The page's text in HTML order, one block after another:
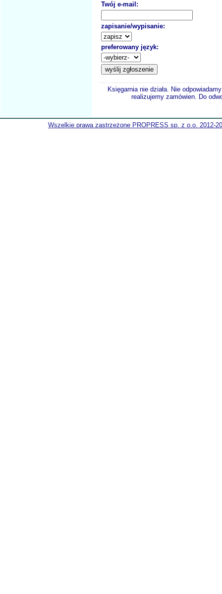
Twój e-mail:
zapisanie/wypisanie:
preferowany język:
Księgarnia nie działa. Nie
realizujemy zamówien. Do
Wszelkie prawa zastrzeżone PROPRESS sp. z o.o. 2012-